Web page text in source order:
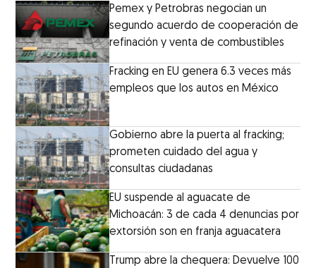
Pemex y Petrobras negocian un
segundo acuerdo de cooperación de
refinación y venta de combustibles
Fracking en EU genera 6.3 veces más
empleos que los autos en México
Gobierno abre la puerta al fracking;
prometen cuidado del agua y
consultas ciudadanas
EU suspende al aguacate de
Michoacán: 3 de cada 4 denuncias por
extorsión son en franja aguacatera
Trump abre la chequera: Devuelve 100